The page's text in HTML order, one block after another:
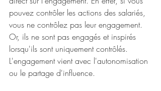
pouvez contrôler les actions des salariés,
vous ne contrôlez pas leur engagement.
Or, ils ne sont pas engagés et inspirés
lorsqu'ils sont uniquement contrôlés.
L'engagement vient avec l'autonomisation
ou le partage d'influence.